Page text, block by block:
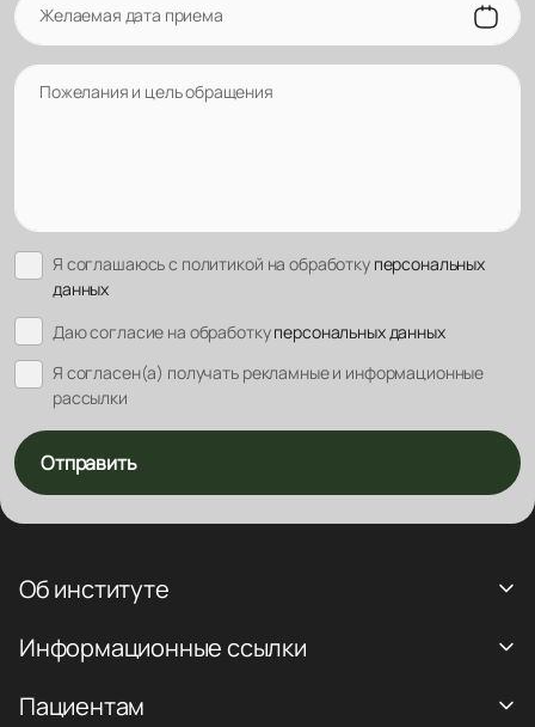
Желаемая дата приема
Пожелания и цель обращения
Я соглашаюсь с политикой на обработку персональных
данных
Даю согласие на обработкуперсональных данных
Я согласен(а) получать рекламные и информационные
рассылки
Отправить
Об институте
Информационные ссылки
Пациентам